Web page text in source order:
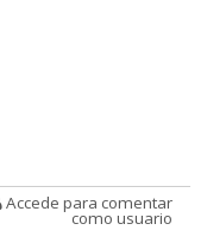
Accede para comentar
como usuario